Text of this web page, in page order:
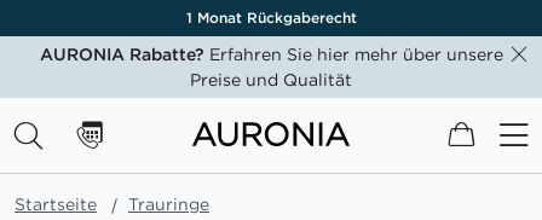
1 Monat Rückgaberecht
AURONIA Rabatte? Erfahren Sie hier mehr über unsere
Preise und Qualität
Mein
Startseite Trauringe